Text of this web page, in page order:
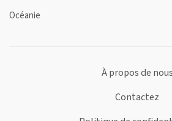
Océanie
À propos de nous
Contactez